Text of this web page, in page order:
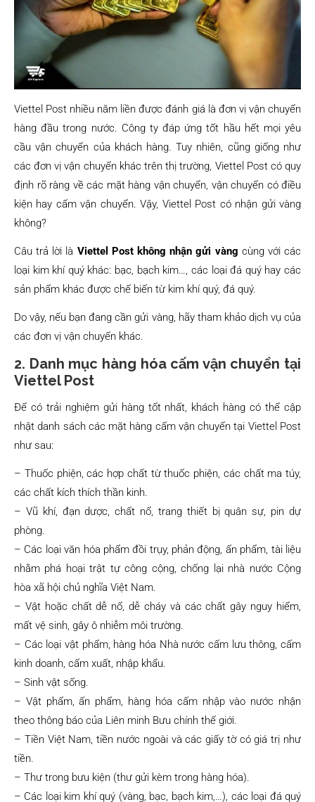
Viettel Post nhiều năm liền được đánh giá là đơn vị vận chuyển
hàng đầu trong nước. Công ty đáp ứng tốt hầu hết mọi yêu
cầu vận chuyển của khách hàng. Tuy nhiên, cũng giống như
các đơn vị vận chuyển khác trên thị trường, Viettel Post có quy
định rõ ràng về các mặt hàng vận chuyển, vận chuyển có điều
kiện hay cấm vận chuyển. Vậy, Viettel Post có nhận gửi vàng
không?
Câu trả lời là Viettel Post không nhận gửi vàng cùng với các
loại kim khí quý khác: bạc, bạch kim…, các loại đá quý hay các
sản phẩm khác được chế biến từ kim khí quý, đá quý.
Do vậy, nếu bạn đang cần gửi vàng, hãy tham khảo dịch vụ của
các đơn vị vận chuyển khác.
2. Danh mục hàng hóa cấm vận chuyển tại
Viettel Post
Để có trải nghiệm gửi hàng tốt nhất, khách hàng có thể cập
nhật danh sách các mặt hàng cấm vận chuyển tại Viettel Post
như sau:
– Thuốc phiện, các hợp chất từ thuốc phiện, các chất ma túy,
các chất kích thích thần kinh.
– Vũ khí, đạn dược, chất nổ, trang thiết bị quân sự, pin dự
phòng.
– Các loại văn hóa phẩm đồi trụy, phản động, ấn phẩm, tài liệu
nhằm phá hoại trật tự công cộng, chống lại nhà nước Cộng
hòa xã hội chủ nghĩa Việt Nam.
– Vật hoặc chất dễ nổ, dễ cháy và các chất gây nguy hiểm,
mất vệ sinh, gây ô nhiễm môi trường.
– Các loại vật phẩm, hàng hóa Nhà nước cấm lưu thông, cấm
kinh doanh, cấm xuất, nhập khẩu.
– Sinh vật sống.
– Vật phẩm, ấn phẩm, hàng hóa cấm nhập vào nước nhận
theo thông báo của Liên minh Bưu chính thế giới.
– Tiền Việt Nam, tiền nước ngoài và các giấy tờ có giá trị như
tiền.
– Thư trong bưu kiện (thư gửi kèm trong hàng hóa).
– Các loại kim khí quý (vàng, bạc, bạch kim,…), các loại đá quý